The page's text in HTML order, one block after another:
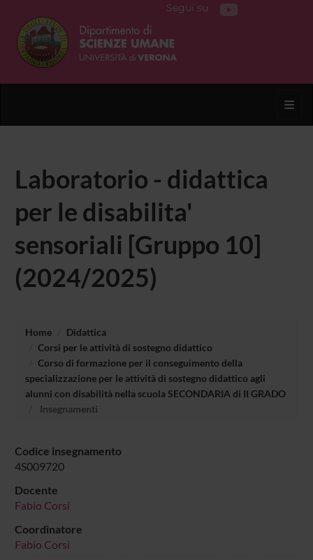
Segui su
Laboratorio - didattica
per le disabilita'
sensoriali [Gruppo 10]
(2024/2025)
Home
Didattica
Corsi per le attività di sostegno didattico
Corso di formazione per il conseguimento della
specializzazione per le attività di sostegno didattico agli
alunni con disabilità nella scuola SECONDARIA di II GRADO
Insegnamenti
Codice insegnamento
4S009720
Docente
Fabio Corsi
Coordinatore
Fabio Corsi